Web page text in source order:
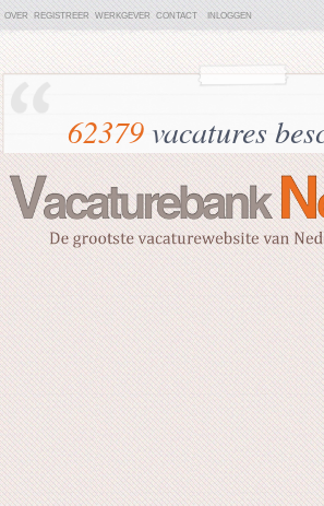
OVER REGISTREER WERKGEVER CONTACT INLOGGEN
62379vacatures